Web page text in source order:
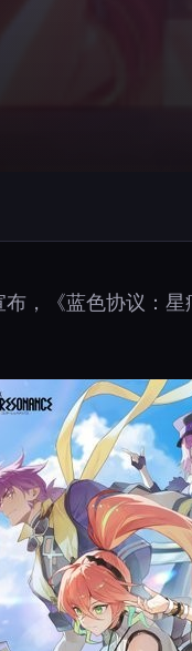
，《蓝色协议：